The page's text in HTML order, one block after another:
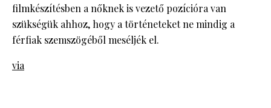
filmkészítésben a nőknek is vezető pozícióra van
szükségük ahhoz, hogy a történeteket ne mindig a
férfiak szemszögéből meséljék el.
via